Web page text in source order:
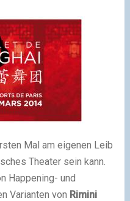
Mal am eigenen Leib
Theater sein kann.
Happening- und
Varianten von Rimini